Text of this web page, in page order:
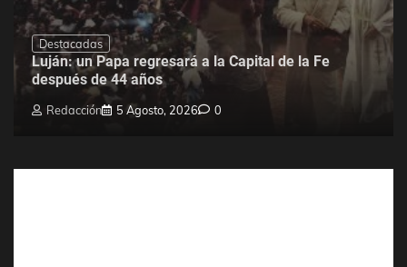
Destacadas
Luján: un Papa regresará a la Capital de la Fe
después de 44 años
Redacción 5 Agosto, 2026 0